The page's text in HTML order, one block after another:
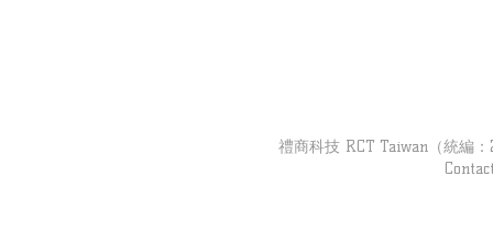
禮商科技 RCT Taiwan（統編